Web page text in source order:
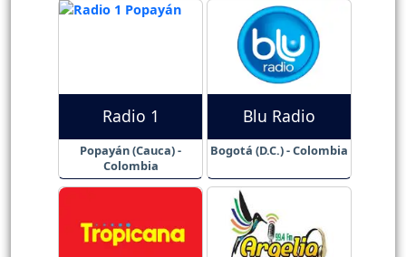
Radio 1
Popayán (Cauca) -
Colombia
Blu Radio
Bogotá (D.C.) - Colombia